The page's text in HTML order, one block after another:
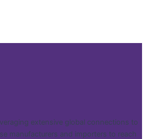
extensive global connections to
manufacturers and importers to reach